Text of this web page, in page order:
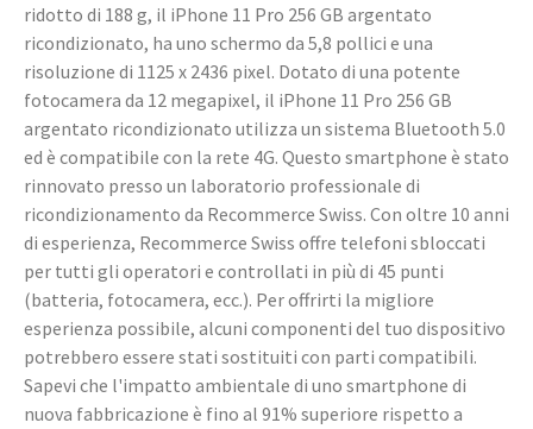
ridotto di 188 g, il iPhone 11 Pro 256 GB argentato
ricondizionato, ha uno schermo da 5,8 pollici e una
risoluzione di 1125 x 2436 pixel. Dotato di una potente
fotocamera da 12 megapixel, il iPhone 11 Pro 256 GB
argentato ricondizionato utilizza un sistema Bluetooth 5.0
ed è compatibile con la rete 4G. Questo smartphone è stato
rinnovato presso un laboratorio professionale di
ricondizionamento da Recommerce Swiss. Con oltre 10 anni
di esperienza, Recommerce Swiss offre telefoni sbloccati
per tutti gli operatori e controllati in più di 45 punti
(batteria, fotocamera, ecc.). Per offrirti la migliore
esperienza possibile, alcuni componenti del tuo dispositivo
potrebbero essere stati sostituiti con parti compatibili.
Sapevi che l'impatto ambientale di uno smartphone di
nuova fabbricazione è fino al 91% superiore rispetto a